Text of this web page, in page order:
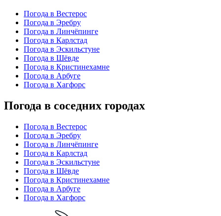
Погода в Вестерос
Погода в Эребру
Погода в Линчёпинге
Погода в Карлстад
Погода в Эскильстуне
Погода в Шёвде
Погода в Кристинехамне
Погода в Арбуге
Погода в Хагфорс
Погода в соседних городах
Погода в Вестерос
Погода в Эребру
Погода в Линчёпинге
Погода в Карлстад
Погода в Эскильстуне
Погода в Шёвде
Погода в Кристинехамне
Погода в Арбуге
Погода в Хагфорс